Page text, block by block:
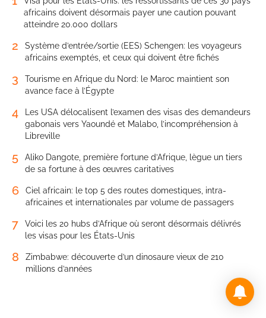
africains doivent désormais payer une caution pouvant
atteindre 20.000 dollars
2
Système d’entrée/sortie (EES) Schengen: les voyageurs
africains exemptés, et ceux qui doivent être fichés
3
Tourisme en Afrique du Nord: le Maroc maintient son
avance face à l’Égypte
4
Les USA délocalisent l’examen des visas des demandeurs
gabonais vers Yaoundé et Malabo, l’incompréhension à
Libreville
5
Aliko Dangote, première fortune d’Afrique, lègue un tiers
de sa fortune à des œuvres caritatives
6
Ciel africain: le top 5 des routes domestiques, intra-
africaines et internationales par volume de passagers
7
Voici les 20 hubs d’Afrique où seront désormais délivrés
les visas pour les États-Unis
8
Zimbabwe: découverte d’un dinosaure vieux de 210
millions d’années